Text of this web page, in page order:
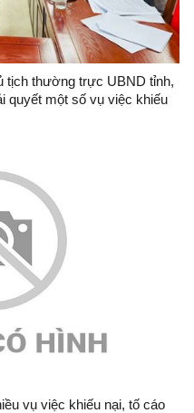
tịch thường trực UBND tỉnh,
quyết một số vụ việc khiếu
vụ việc khiếu nại, tố cáo